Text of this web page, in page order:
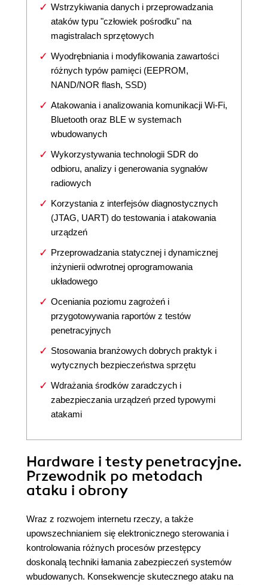
Wstrzykiwania danych i przeprowadzania
ataków typu "człowiek pośrodku" na
magistralach sprzętowych
Wyodrębniania i modyfikowania zawartości
różnych typów pamięci (EEPROM,
NAND/NOR flash, SSD)
Atakowania i analizowania komunikacji Wi-Fi,
Bluetooth oraz BLE w systemach
wbudowanych
Wykorzystywania technologii SDR do
odbioru, analizy i generowania sygnałów
radiowych
Korzystania z interfejsów diagnostycznych
(JTAG, UART) do testowania i atakowania
urządzeń
Przeprowadzania statycznej i dynamicznej
inżynierii odwrotnej oprogramowania
układowego
Oceniania poziomu zagrożeń i
przygotowywania raportów z testów
penetracyjnych
Stosowania branżowych dobrych praktyk i
wytycznych bezpieczeństwa sprzętu
Wdrażania środków zaradczych i
zabezpieczania urządzeń przed typowymi
atakami
Hardware i testy penetracyjne.
Przewodnik po metodach
ataku i obrony
Wraz z rozwojem internetu rzeczy, a także
upowszechnianiem się elektronicznego sterowania i
kontrolowania różnych procesów przestępcy
doskonalą techniki łamania zabezpieczeń systemów
wbudowanych. Konsekwencje skutecznego ataku na